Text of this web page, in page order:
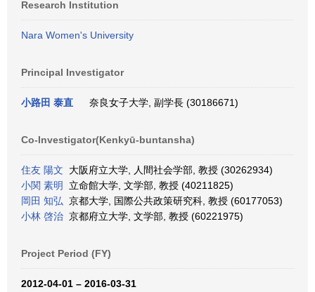
Research Institution
Nara Women's University
Principal Investigator
小路田 泰直 奈良女子大学, 副学長 (30186671)
Co-Investigator(Kenkyū-buntansha)
住友 陽文 大阪府立大学, 人間社会学部, 教授 (30262934)
小関 素明
立命館大学, 文学部, 教授 (40211825)
岡田 知弘 京都大学, 国際公共政策研究科, 教授 (60177053)
小林 啓治 京都府立大学, 文学部, 教授 (60221975)
Project Period (FY)
2012-04-01 – 2016-03-31